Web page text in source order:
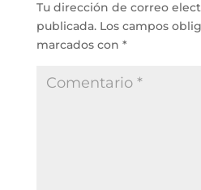
Tu dirección de correo
publicada. Los campos
marcados con *